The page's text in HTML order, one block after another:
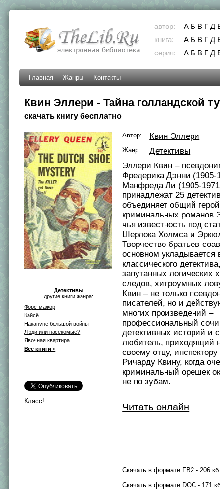
автор: А Б В Г Д
книга:
А Б В Г Д
серия:
А Б В Г Д
Главная Жанры Контакты
Квин Эллери - Тайна голландской
скачать книгу бесплатно
Детективы
другие книги жанра:
Форс-мажор
Кайсё
Накануне большой войны
Люди или насекомые?
Явочная квартира
Все книги »
Класс!
Автор: Квин Эллери
Жанр:
Детективы
Эллери Квин –
Фредерика Дэнни (1905-
Манфреда Ли (1905-
принадлежат 25
объединяет общий
криминальных романов
чья известность под
Шерлока Холмса и
Творчество братьев-
основном укладывается
классического
запутанных логических
следов, хитроумных
Квин – не только
писателей, но и
многих произведений –
профессиональный
детективных историй и
любитель, приходящий
своему отцу,
Ричарду Квину, когда
криминальный орешек
не по зубам.
Читать онлайн
Скачать в формате FB2 - 206 кб
Скачать в формате DOC - 171